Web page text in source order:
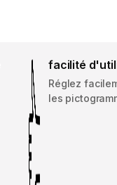
facilité
Réglez
les